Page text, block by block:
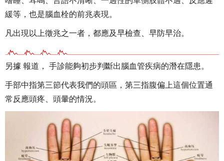
緩等，也是腦血栓的前兆表現。
凡出現以上徵兆之一者，都應及早檢查、早防早治。
另據 報道， 手診能夠初步判斷出腦血管疾病的潛在隱患。
手部中指第三節代表我們的頭區，第三指腹偏上這個位置通
常反應頭疼、頭暈的情況。